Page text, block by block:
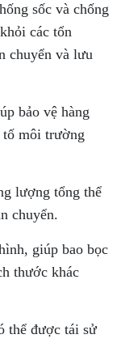
sốc và chống
các tổn
chuyển và lưu
bảo vệ hàng
tố môi trường
lượng tổng thể
chuyển.
giúp bao bọc
thước khác
thể được tái sử